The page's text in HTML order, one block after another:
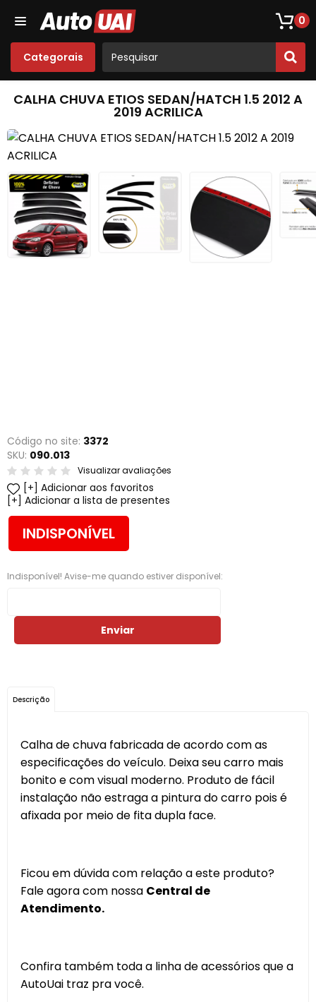
0
Categorais
Loja De Peças De Fusca Som
CALHA CHUVA ETIOS SEDAN/HATCH 1.5 2012 A
2019 ACRILICA
Código no site: 3372
SKU: 090.013
Visualizar avaliações
Adicionar aos favoritos
Adicionar a lista de presentes
INDISPONÍVEL
Indisponível! Avise-me quando estiver disponível:
Enviar
Descrição
Calha de chuva fabricada de acordo com as
especificações do veículo. Deixa seu carro mais
bonito e com visual moderno. Produto de fácil
instalação não estraga a pintura do carro pois é
afixada por meio de fita dupla face.
Ficou em dúvida com relação a este produto?
Fale agora com nossa Central de
Atendimento.
Confira também toda a linha de acessórios que a
AutoUai traz pra você.